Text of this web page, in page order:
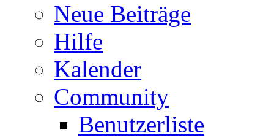
Neue Beiträge
Hilfe
Kalender
Community
Benutzerliste